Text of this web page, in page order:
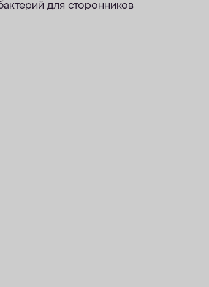
для сторонников